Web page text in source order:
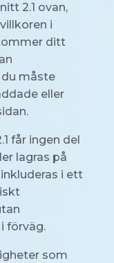
2.1 ovan,
i
ditt
måste
eller
får ingen del
lagras på
i ett
förväg.
som